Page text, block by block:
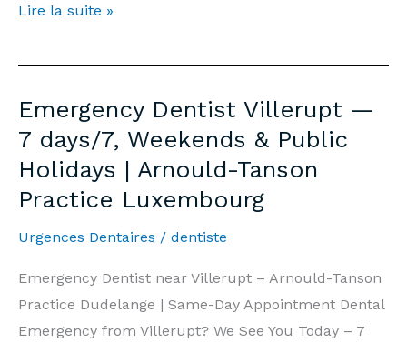
Dentiste
Villerupt
7j/7,
Week-
end
et
Fériés
|
Cabinet
Arnould-
Lire la suite »
Emergency Dentist Villerupt —
7 days/7, Weekends & Public
Holidays | Arnould-Tanson
Practice Luxembourg
Urgences Dentaires / dentiste
Emergency Dentist near Villerupt – Arnould-Tanson
Practice Dudelange | Same-Day Appointment Dental
Emergency from Villerupt? We See You Today – 7